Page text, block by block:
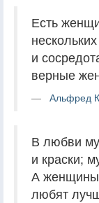
Есть
и
верные
Альфред
В любви
и краски;
А
любят